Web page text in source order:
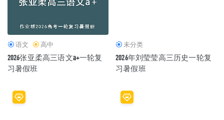
语文 高中
2026张亚柔高三语文a+一轮复
习暑假班
未分类
2026年刘莹莹高三历史一轮复
习暑假班